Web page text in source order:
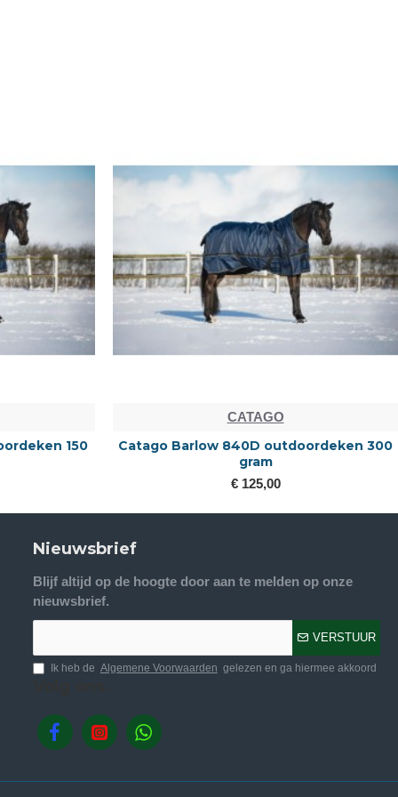
150
CATAGO
Catago Barlow 840D outdoordeken 300
gram
€ 125,00
Nieuwsbrief
Blijf altijd op de hoogte door aan te melden op onze
nieuwsbrief.
VERSTUUR
Ik heb de Algemene Voorwaarden gelezen en ga hiermee akkoord